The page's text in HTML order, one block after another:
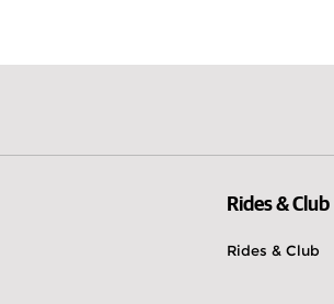
Rides & Club
Rides & Club